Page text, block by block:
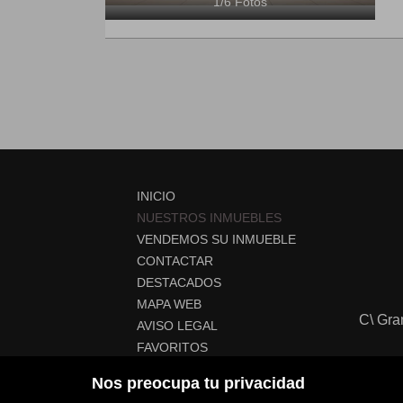
Nos preocupa tu privacidad
INICIO
NUESTROS INMUEBLES
VENDEMOS SU INMUEBLE
CONTACTAR
DESTACADOS
MAPA WEB
AVISO LEGAL
FAVORITOS
C\